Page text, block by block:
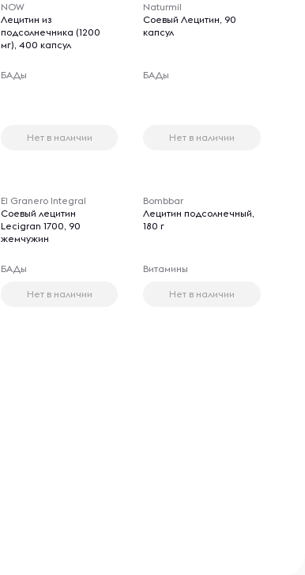
NOW
Лецитин из
подсолнечника (1200
мг), 400 капсул
БАДы
Нет в наличии
Naturmil
Соевый Лецитин, 90
капсул
БАДы
Нет в наличии
El Granero Integral
Соевый лецитин
Lecigran 1700, 90
жемчужин
БАДы
Нет в наличии
Bombbar
Лецитин подсолнечный,
180 г
Витамины
Нет в наличии